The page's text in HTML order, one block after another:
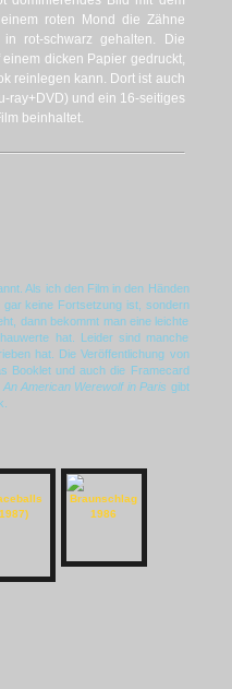
roten Mond die Zähne
rot-schwarz gehalten. Die
dicken Papier gedruckt,
reinlegen kann. Dort ist auch
ray+DVD) und ein 16-seitiges
beinhaltet.
Als ich den Film in den Händen
keine Fortsetzung ist, sondern
dann bekommt man eine leichte
hat. Leider sind manche
hat. Die Veröffentlichung von
Booklet und auch die Framecard
An American Werewolf in Paris gibt